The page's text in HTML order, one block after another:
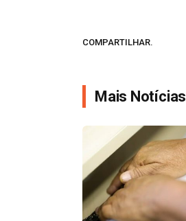
COMPARTILHAR.
Mais Notícias